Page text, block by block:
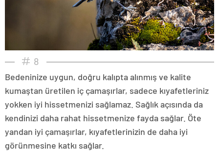
8
Bedeninize uygun, doğru kalıpta alınmış ve kalite
kumaştan üretilen iç çamaşırlar, sadece kıyafetleriniz
yokken iyi hissetmenizi sağlamaz. Sağlık açısında da
kendinizi daha rahat hissetmenize fayda sağlar. Öte
yandan iyi çamaşırlar, kıyafetlerinizin de daha iyi
görünmesine katkı sağlar.